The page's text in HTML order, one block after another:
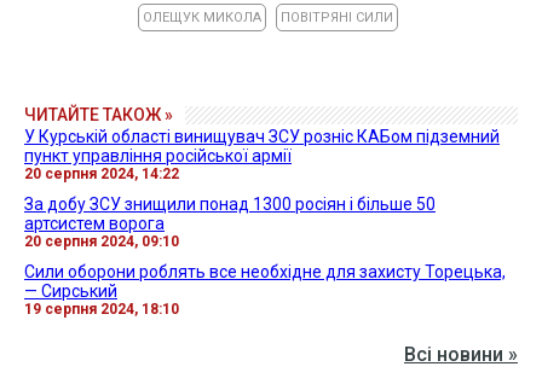
ОЛЕЩУК МИКОЛА ПОВІТРЯНІ СИЛИ
ЧИТАЙТЕ ТАКОЖ »
У Курській області винищувач ЗСУ розніс КАБом підземний
пункт управління російської армії
20 серпня 2024, 14:22
За добу ЗСУ знищили понад 1300 росіян і більше 50
артсистем ворога
20 серпня 2024, 09:10
Сили оборони роблять все необхідне для захисту Торецька,
— Сирський
19 серпня 2024, 18:10
Всі новини »